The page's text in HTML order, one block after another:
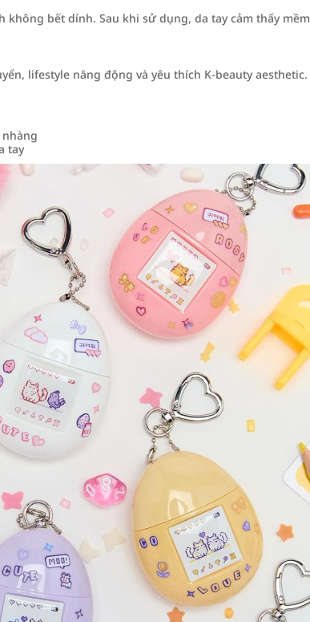
không bết dính. Sau khi sử dụng, da tay cảm thấy
lifestyle năng động và yêu thích K-beauty aesthetic.
nhàng
tay